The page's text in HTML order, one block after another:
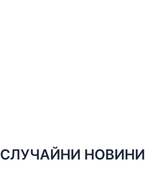
СЛУЧАЙНИ НОВИНИ